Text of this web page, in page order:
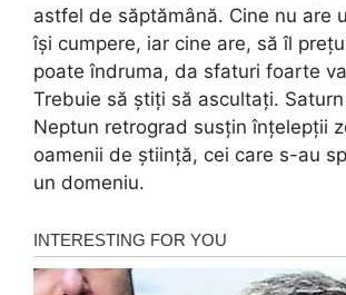
astfel de săptămână. Cine nu are
își cumpere, iar cine are, să îl
poate îndruma, da sfaturi foarte
Trebuie să știți să ascultați.
Neptun retrograd susțin înțelepții
oamenii de știință, cei care s-au
un domeniu.